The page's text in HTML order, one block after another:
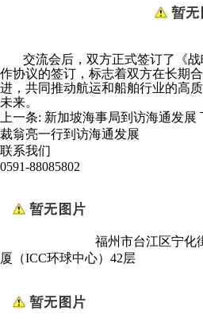
交流会后，双方正式签订了《
作协议的签订，标志着双方在长期
进，共同推动航运和船舶行业的高
未来。
上一条: 新加坡海事局到访海通发展
裁翁亮一行到访海通发展
联系我们
0591-88085802
福州市台江区宁化
厦（ICC环球中心）42层